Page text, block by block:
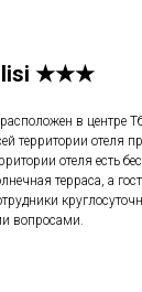
★★★
в центре
территории отеля
отеля есть
терраса, а
вопросами.